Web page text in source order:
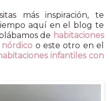
más inspiración, te
aquí en el blog te
de habitaciones
nórdico o este otro en el
infantiles con